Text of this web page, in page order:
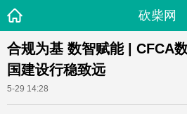
砍柴网
合规为基 数智赋能 | CFCA
国建设行稳致远
5-29 14:28